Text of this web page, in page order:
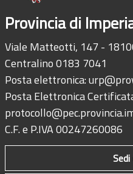
Provincia di
Viale Matteotti, 147 -
Centralino 0183 7041
Posta elettronica:
Posta Elettronica
C.F. e P.IVA 00247260086